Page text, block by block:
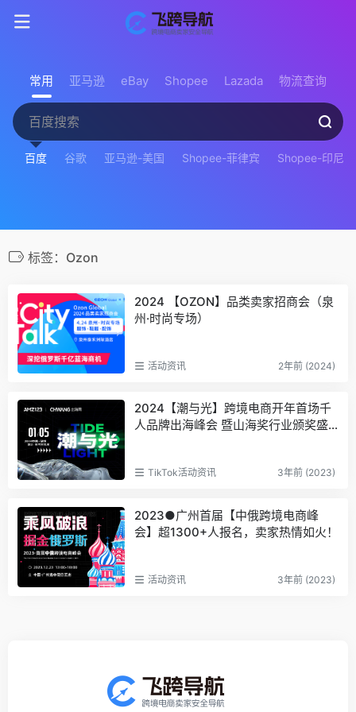
常用 亚马逊 eBay Shopee Lazada 物流查询
百度 谷歌 亚马逊-美国 Shopee-菲律宾 Shopee-印尼
标签：Ozon
2024 【OZON】品类卖家招商会（泉
州·时尚专场）
活动资讯 2年前 (2024)
2024【潮与光】跨境电商开年首场千
人品牌出海峰会 暨山海奖行业颁奖盛
TikTok活动资讯 3年前 (2023)
2023●广州首届【中俄跨境电商峰
会】超1300+人报名，卖家热情如火！
活动资讯 3年前 (2023)